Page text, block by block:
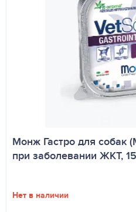
Монж Гастро для собак
при заболевании ЖКТ,
Нет в наличии